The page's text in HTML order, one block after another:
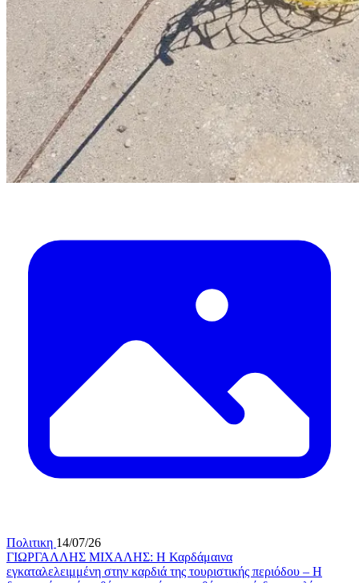
Πολιτικη 14/07/26
ΓΙΩΡΓΑΛΛΗΣ ΜΙΧΑΛΗΣ: Η Καρδάμαινα
εγκαταλελειμμένη στην καρδιά της τουριστικής περιόδου – Η